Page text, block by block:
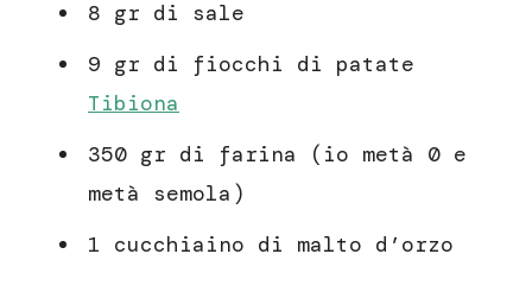
8 gr di sale
9 gr di fiocchi di patate
Tibiona
350 gr di farina (io metà 0 e
metà semola)
1 cucchiaino di malto d’orzo